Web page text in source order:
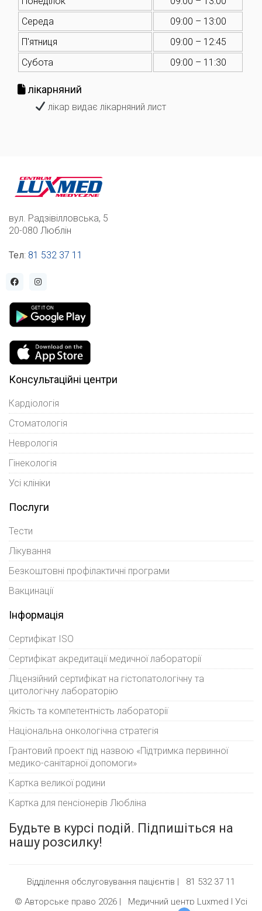
Середа
09:00 – 13:00
П'ятниця
09:00 – 12:45
Субота
09:00 – 11:30
лікарняний
лікар видає лікарняний лист
вул. Радзівілловська, 5
20-080 Люблін
Тел: 81 532 37 11
Консультаційні центри
Кардіологія
Стоматологія
Неврологія
Гінекологія
Усі клініки
Послуги
Тести
Лікування
Безкоштовні профілактичні програми
Вакцинації
Інформація
Сертифікат ISO
Сертифікат акредитації медичної лабораторії
Ліцензійний сертифікат на гістопатологічну та
цитологічну лабораторію
Якість та компетентність лабораторії
Національна онкологічна стратегія
Грантовий проект під назвою «Підтримка первинної
медико-санітарної допомоги»
Картка великої родини
Картка для пенсіонерів Любліна
Будьте в курсі подій. Підпишіться на
нашу розсилку!
Відділення обслуговування пацієнтів | 81 532 37 11
© Авторське право 2026 | Медичний центр Luxmed | Усі